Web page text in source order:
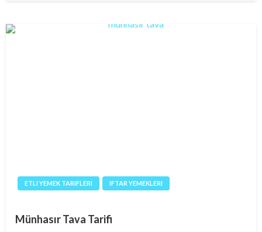
ETLI YEMEK TARIFLERI IFTAR YEMEKLERI
Münhasır Tava Tarifi